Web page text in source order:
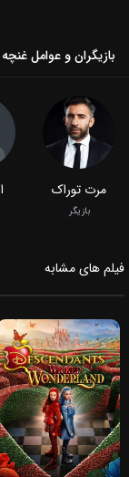
بازیگران و عوامل
مرت توراک
بازیگر
فیلم‌ های مشابه